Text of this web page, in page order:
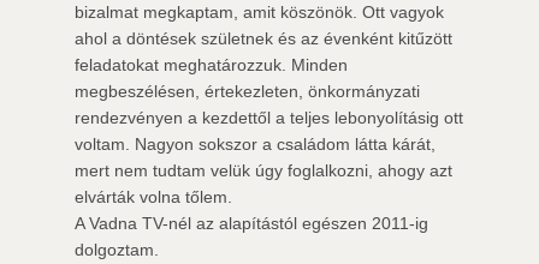
bizalmat megkaptam, amit köszönök. Ott vagyok
ahol a döntések születnek és az évenként kitűzött
feladatokat meghatározzuk. Minden
megbeszélésen, értekezleten, önkormányzati
rendezvényen a kezdettől a teljes lebonyolításig ott
voltam. Nagyon sokszor a családom látta kárát,
mert nem tudtam velük úgy foglalkozni, ahogy azt
elvárták volna tőlem.
A Vadna TV-nél az alapítástól egészen 2011-ig
dolgoztam.